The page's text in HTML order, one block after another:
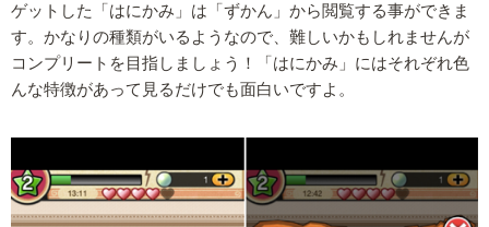
ゲットした「はにかみ」は「ずかん」から閲覧する事ができま
す。かなりの種類がいるようなので、難しいかもしれませんが
コンプリートを目指しましょう！「はにかみ」にはそれぞれ色
んな特徴があって見るだけでも面白いですよ。